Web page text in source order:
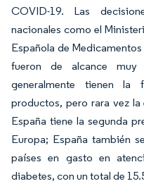
COVID-19. Las
nacionales como el
Española de
fueron de alcance muy
generalmente tienen
productos, pero rara vez
España tiene la segunda
Europa; España también
países en gasto en
diabetes, con un total de